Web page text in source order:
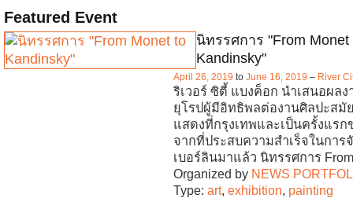
Featured Event
นิทรรศการ "From Monet
Kandinsky"
April 26, 2019 to June 16, 2019 – River
ริเวอร์ ซิตี้ แบงค็อก นำเสนอผล
ยุโรปผู้มีอิทธิพลต่องานศิลปะสมั
แสดงที่กรุงเทพและเป็นครั้งแรก
จากที่ประสบความสำเร็จในการ
เบอร์ลินมาแล้ว นิทรรศการ
Organized by NEWS
Type: art, exhibition painting